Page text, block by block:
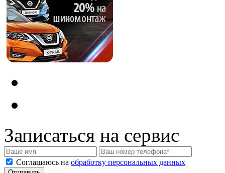
Записаться на сервис
Соглашаюсь на обработку персональных данных